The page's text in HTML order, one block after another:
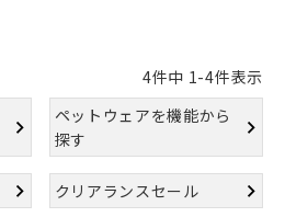
4件中 1-4件表示
ペットウェアを機能から
探す
クリアランスセール